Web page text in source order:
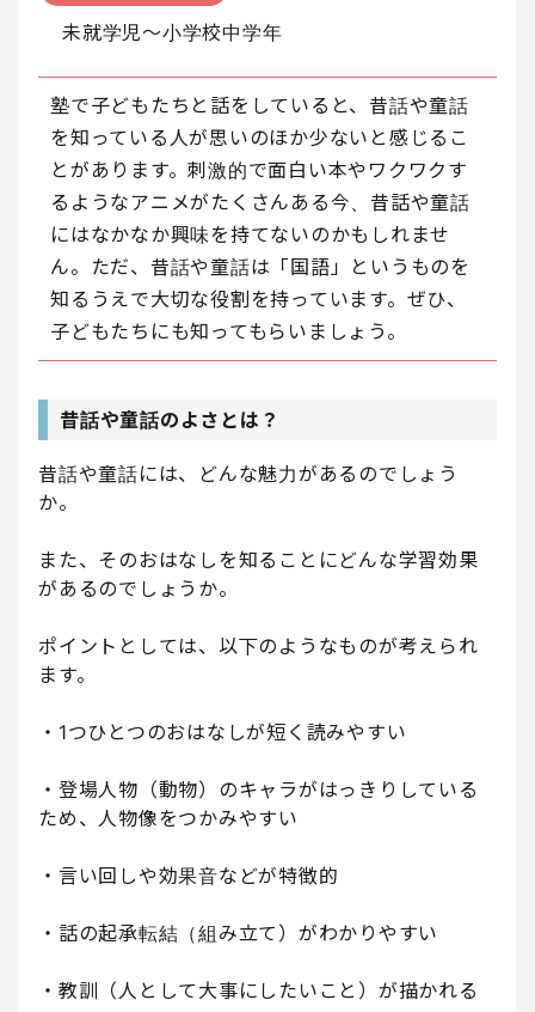
未就学児〜小学校中学年
塾で子どもたちと話をしていると、昔話や童話
を知っている人が思いのほか少ないと感じるこ
とがあります。刺激的で面白い本やワクワクす
るようなアニメがたくさんある今、昔話や童話
にはなかなか興味を持てないのかもしれませ
ん。ただ、昔話や童話は「国語」というものを
知るうえで大切な役割を持っています。ぜひ、
子どもたちにも知ってもらいましょう。
昔話や童話のよさとは？
昔話や童話には、どんな魅力があるのでしょう
か。
また、そのおはなしを知ることにどんな学習効果
があるのでしょうか。
ポイントとしては、以下のようなものが考えられ
ます。
・1つひとつのおはなしが短く読みやすい
・登場人物（動物）のキャラがはっきりしている
ため、人物像をつかみやすい
・言い回しや効果音などが特徴的
・話の起承転結（組み立て）がわかりやすい
・教訓（人として大事にしたいこと）が描かれる